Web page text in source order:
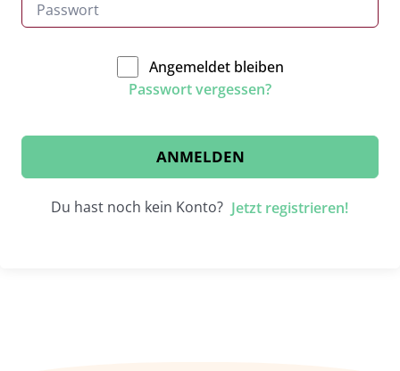
Angemeldet bleiben
Passwort vergessen?
ANMELDEN
Du hast noch kein Konto? Jetzt registrieren!